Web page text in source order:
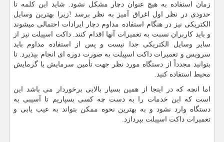
زمان استفاده به هیچ عنوان دچار مشکل نشود. شاید این کلمه تا
حدودی در نظر اول اغراق آمیز به نظر برسد !زیرا بهترین وسایل
الکتریکی نیز در هنگام استفاده مداوم دچار ایرادات احتمالی میشوند
و باید کاربران نسبت به تعمیرات آنها اقدام کنند. داکت اسپیلت نیز از
سایر وسایل الکتریکی جدا نیست و پس از استفاده مداوم باید
سرویس و تعمیرات داکت اسپیلت به صورت دوره ای انجام بپذیرد. تا
بتوانید مجدداً از دستگاه مورد نظر جهت تأمین سرمایش یا گرمایش
محیط استفاده کنید.
اما انچه که در اینجا از همین بسیار بالایی برخوردار می باشد این
است که این خدمات را به دست چه کسی بسپاریم تا آسیبی به
دستگاه وارد نشود و به بهترین نحوه ممکن بتواند به عیب یابی و
تعمیرات داکت اسپیلت بپردازد.